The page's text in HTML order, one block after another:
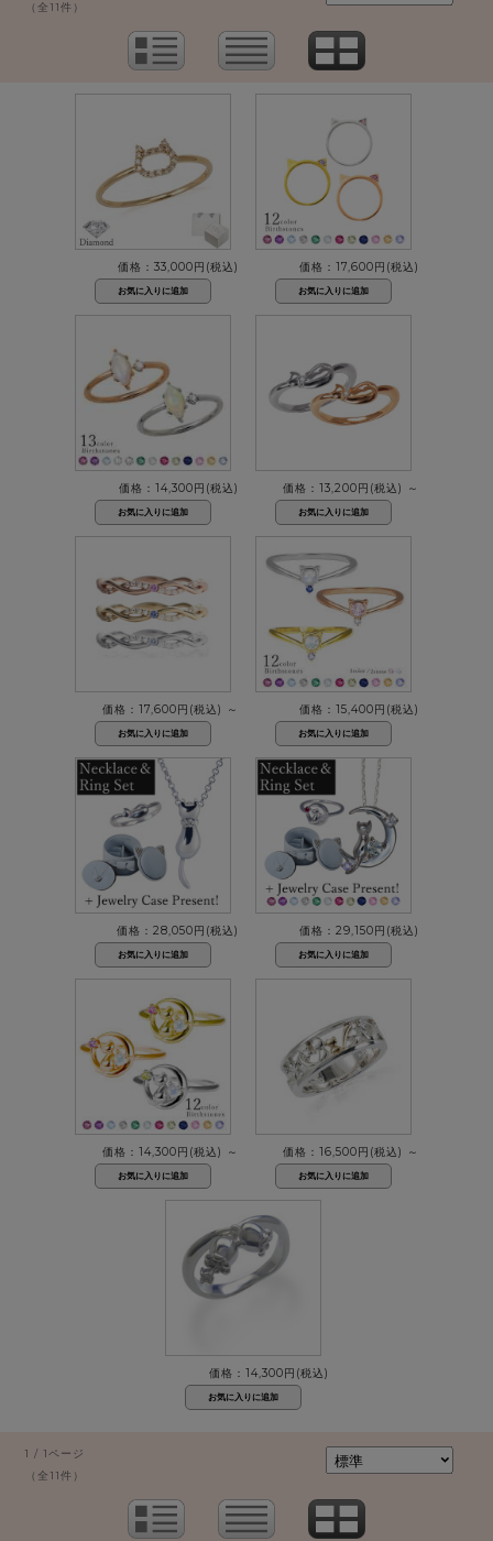
（全11件）
価格：33,000円(税込) 価格：17,600円(税込)
価格：14,300円(税込) 価格：13,200円(税込) ～
価格：17,600円(税込) ～ 価格：15,400円(税込)
価格：28,050円(税込) 価格：29,150円(税込)
価格：14,300円(税込) ～ 価格：16,500円(税込) ～
価格：14,300円(税込)
1 / 1ページ
（全11件）